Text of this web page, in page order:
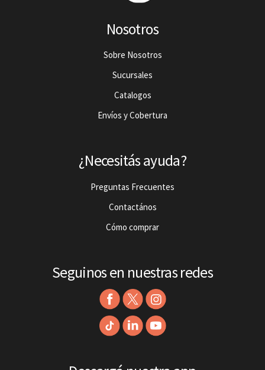
Nosotros
Sobre Nosotros
Sucursales
Catalogos
Envíos y Cobertura
¿Necesitás ayuda?
Preguntas Frecuentes
Contactános
Cómo comprar
Seguinos en nuestras redes